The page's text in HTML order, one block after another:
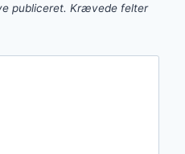
publiceret. Krævede felter